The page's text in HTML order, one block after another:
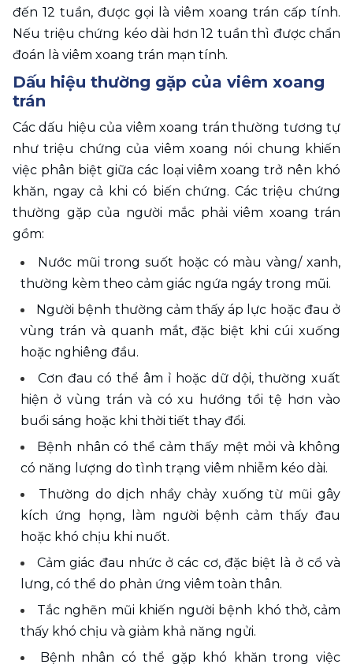
đến 12 tuần, được gọi là viêm xoang trán cấp tính.
Nếu triệu chứng kéo dài hơn 12 tuần thì được chẩn
đoán là viêm xoang trán mạn tính.
Dấu hiệu thường gặp của viêm xoang
trán
Các dấu hiệu của viêm xoang trán thường tương tự
như triệu chứng của viêm xoang nói chung khiến
việc phân biệt giữa các loại viêm xoang trở nên khó
khăn, ngay cả khi có biến chứng. Các triệu chứng
thường gặp của người mắc phải viêm xoang trán
gồm:
Nước mũi trong suốt hoặc có màu vàng/ xanh,
thường kèm theo cảm giác ngứa ngáy trong mũi.
Người bệnh thường cảm thấy áp lực hoặc đau ở
vùng trán và quanh mắt, đặc biệt khi cúi xuống
hoặc nghiêng đầu.
Cơn đau có thể âm ỉ hoặc dữ dội, thường xuất
hiện ở vùng trán và có xu hướng tồi tệ hơn vào
buổi sáng hoặc khi thời tiết thay đổi.
Bệnh nhân có thể cảm thấy mệt mỏi và không
có năng lượng do tình trạng viêm nhiễm kéo dài.
Thường do dịch nhầy chảy xuống từ mũi gây
kích ứng họng, làm người bệnh cảm thấy đau
hoặc khó chịu khi nuốt.
Cảm giác đau nhức ở các cơ, đặc biệt là ở cổ và
lưng, có thể do phản ứng viêm toàn thân.
Tắc nghẽn mũi khiến người bệnh khó thở, cảm
thấy khó chịu và giảm khả năng ngửi.
Bệnh nhân có thể gặp khó khăn trong việc